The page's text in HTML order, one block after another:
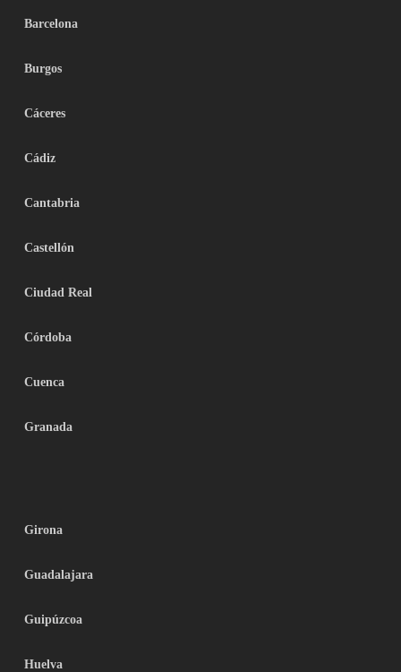
Barcelona
Burgos
Cáceres
Cádiz
Cantabria
Castellón
Ciudad Real
Córdoba
Cuenca
Granada
Girona
Guadalajara
Guipúzcoa
Huelva